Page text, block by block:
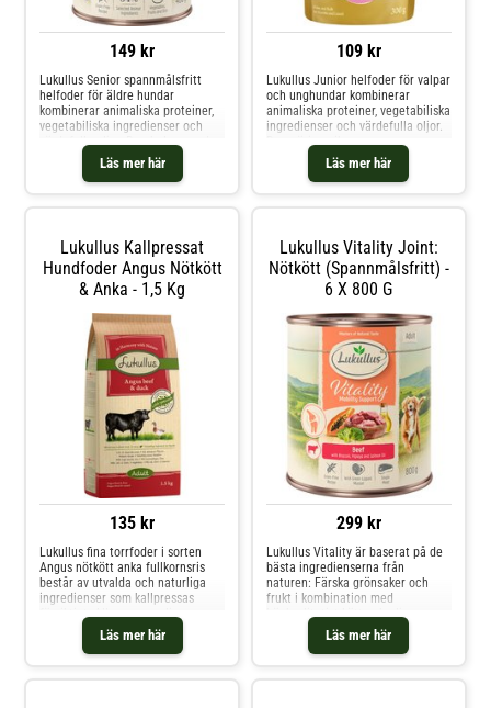
149 kr
Läs mer här
Lukullus Senior spannmålsfritt
helfoder för äldre hundar
kombinerar animaliska proteiner,
vegetabiliska ingredienser och
värdefulla oljor. Den balanserade
sammansättningen kan bidra till
att din äldre hund får i sig alla
viktiga näringsämnen – utan
109 kr
Läs mer här
Lukullus Junior helfoder för valpar
och unghundar kombinerar
animaliska proteiner, vegetabiliska
ingredienser och värdefulla oljor.
Den näringsrika
sammansättningen bidrar till att
din unghund får i sig alla
näringsämnen – helt utan kemiska
Lukullus Kallpressat
Hundfoder Angus Nötkött
& Anka - 1,5 Kg
135 kr
Läs mer här
Lukullus fina torrfoder i sorten
Angus nötkött anka fullkornsris
består av utvalda och naturliga
ingredienser som kallpressas
smaker och värdefulla
näringsämnen kan bevaras på ett
naturligt sätt med denna
Lukullus Vitality Joint:
Nötkött (spannmålsfritt) -
6 X 800 G
299 kr
Läs mer här
Lukullus Vitality är baserat på de
bästa ingredienserna från
naturen: Färska grönsaker och
frukt i kombination med
berikar din hunds måltider. De
olika sorterna främjar en utmärkt
matsmältning, stödjer